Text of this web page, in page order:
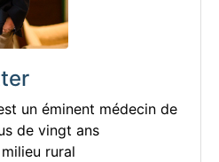
un éminent médecin de
de vingt ans
rural